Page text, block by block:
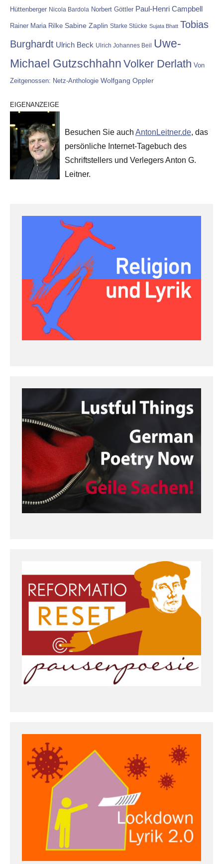
Hüttenberger Nicola Bardola Norbert Göttler Paul-Henri Campbell
Rainer Maria Rilke Sabine Zaplin Starke Stücke Sujata Bhatt Tobias
Burghardt Ulrich Beck Ulrich Johannes Beil Uwe-
Michael Gutzschhahn Volker Derlath Von
Zeitgenossen: Netz-Anthologie Wolfgang Oppler
EIGENANZEIGE
Besuchen Sie auch AntonLeitner.de, das
persönliche Internet-Tagebuch des
Schriftstellers und Verlegers Anton G.
Leitner.